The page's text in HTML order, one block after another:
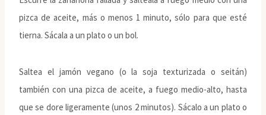
pizca de aceite, más o menos 1 minuto, sólo para que esté
tierna. Sácala a un plato o un bol.
Saltea el jamón vegano (o la soja texturizada o seitán)
también con una pizca de aceite, a fuego medio-alto, hasta
que se dore ligeramente (unos 2 minutos). Sácalo a un plato o